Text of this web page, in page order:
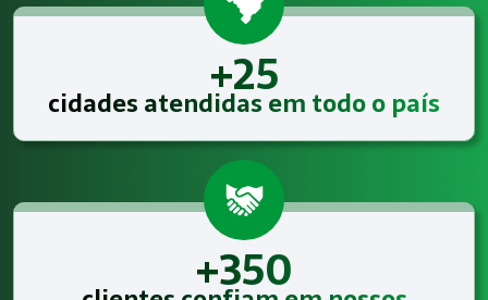
+25
cidades atendidas em todo o país
+350